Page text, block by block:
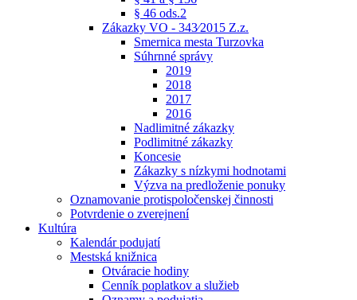
§ 46 ods.2
Zákazky VO - 343⁄2015 Z.z.
Smernica mesta Turzovka
Súhrnné správy
2019
2018
2017
2016
Nadlimitné zákazky
Podlimitné zákazky
Koncesie
Zákazky s nízkymi hodnotami
Výzva na predloženie ponuky
Oznamovanie protispoločenskej činnosti
Potvrdenie o zverejnení
Kultúra
Kalendár podujatí
Mestská knižnica
Otváracie hodiny
Cenník poplatkov a služieb